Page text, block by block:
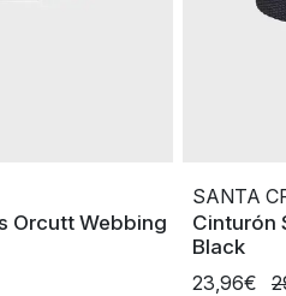
Orcutt Webbing
SANTA
Cinturón
Black
23,96€